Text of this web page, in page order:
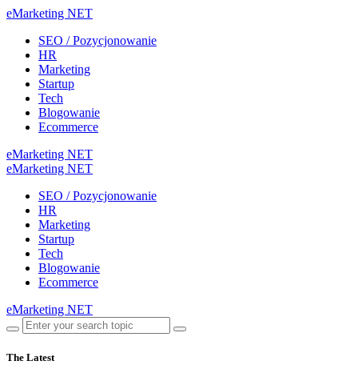
eMarketing NET
SEO / Pozycjonowanie
HR
Marketing
Startup
Tech
Blogowanie
Ecommerce
eMarketing NET
eMarketing NET
SEO / Pozycjonowanie
HR
Marketing
Startup
Tech
Blogowanie
Ecommerce
eMarketing NET
The Latest